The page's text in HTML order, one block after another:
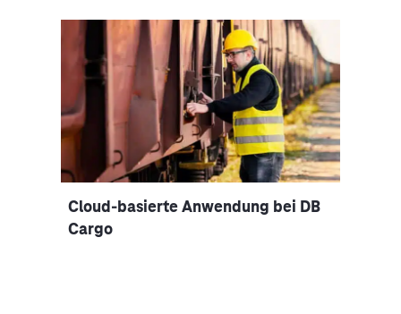
Cloud-basierte Anwendung bei DB
Cargo